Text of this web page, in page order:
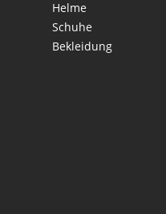
Helme
Schuhe
Bekleidung